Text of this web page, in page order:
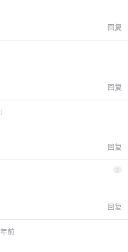
回复
回复
回复
2
回复
前